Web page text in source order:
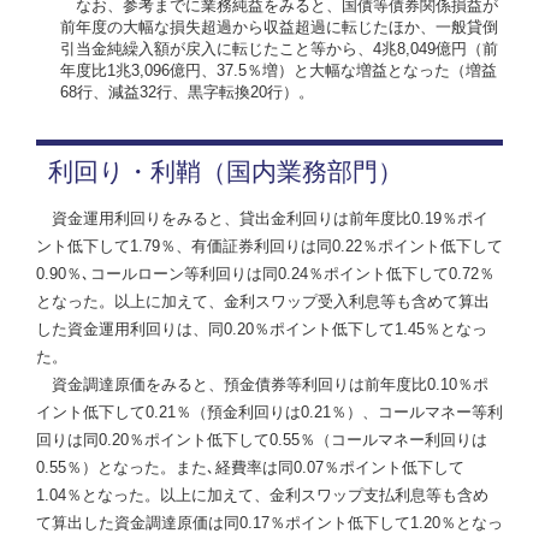
なお、参考までに業務純益をみると、国債等債券関係損益が
前年度の大幅な損失超過から収益超過に転じたほか、一般貸倒
引当金純繰入額が戻入に転じたこと等から、4兆8,049億円（前
年度比1兆3,096億円、37.5％増）と大幅な増益となった（増益
68行、減益32行、黒字転換20行）。
利回り・利鞘 （国内業務部門）
資金運用利回りをみると、貸出金利回りは前年度比0.19％ポイ
ント低下して1.79％、有価証券利回りは同0.22％ポイント低下して
0.90％､コールローン等利回りは同0.24％ポイント低下して0.72％
となった。以上に加えて、金利スワップ受入利息等も含めて算出
した資金運用利回りは、同0.20％ポイント低下して1.45％となっ
た。
資金調達原価をみると、預金債券等利回りは前年度比0.10％ポ
イント低下して0.21％（預金利回りは0.21％）、コールマネー等利
回りは同0.20％ポイント低下して0.55％（コールマネー利回りは
0.55％）となった。また､経費率は同0.07％ポイント低下して
1.04％となった。以上に加えて、金利スワップ支払利息等も含め
て算出した資金調達原価は同0.17％ポイント低下して1.20％となっ